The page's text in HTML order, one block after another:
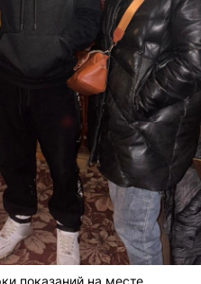
показаний на месте